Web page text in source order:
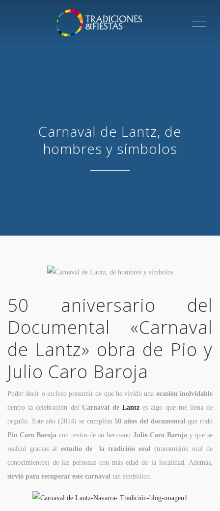
Carnaval de Lantz, de
hombres y símbolos
50 aniversario del
Documental «Carnaval
de Lantz» obra de Pio y
Julio Caro Baroja
Poder decir o incluso presumir de que he vivido una ocasión inolvidable
dentro la celebración del Carnaval deLantz es algo que me llena de
orgullo. Este año (2014) se cumplían50 años del documental que rodó
Pio Caro Baroja con textos de su hermano Julio Caro Baroja y que se
realizó gracias al estudio de la tradición oral
(transmisión oral de
conocimientos) de las personas con más edad de la localidad. Además,
sirvió para recuperar este carnaval tan simbólico.